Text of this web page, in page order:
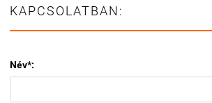
KAPCSOLATBAN:
Név*: